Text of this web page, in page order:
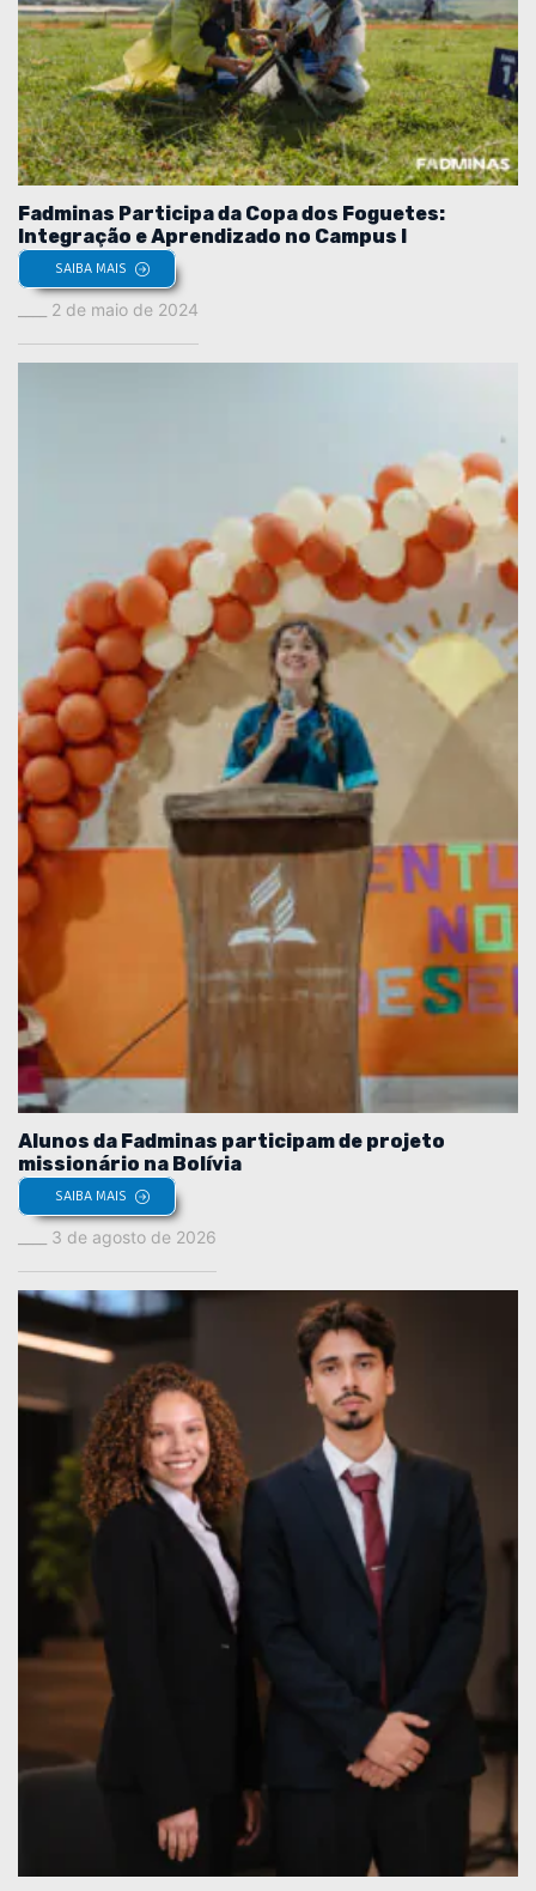
Fadminas Participa da Copa dos Foguetes:
Integração e Aprendizado no Campus I
SAIBA MAIS
2 de maio de 2024
Alunos da Fadminas participam de projeto
missionário na Bolívia
SAIBA MAIS
3 de agosto de 2026